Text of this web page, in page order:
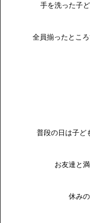
手を洗った子
全員揃ったとこ
普段の日は子ど
お友達と
休み